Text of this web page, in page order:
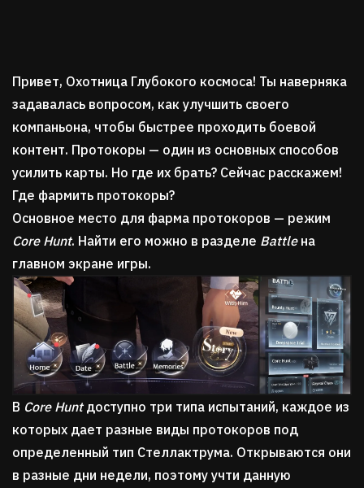
Привет, Охотница Глубокого космоса! Ты наверняка
задавалась вопросом, как улучшить своего
компаньона, чтобы быстрее проходить боевой
контент. Протокоры — один из основных способов
усилить карты. Но где их брать? Сейчас расскажем!
Где фармить протокоры?
Основное место для фарма протокоров — режим
Core Hunt. Найти его можно в разделе Battle на
главном экране игры.
В Core Huntдоступно три типа испытаний, каждое из
которых дает разные виды протокоров под
определенный тип Стеллактрума. Открываются они
в разные дни недели, поэтому учти данную